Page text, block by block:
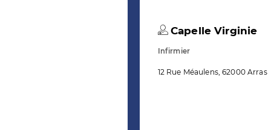
Capelle Virginie
Infirmier
12 Rue Méaulens, 62000 Arras